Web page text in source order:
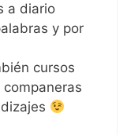
a diario
y por
cursos